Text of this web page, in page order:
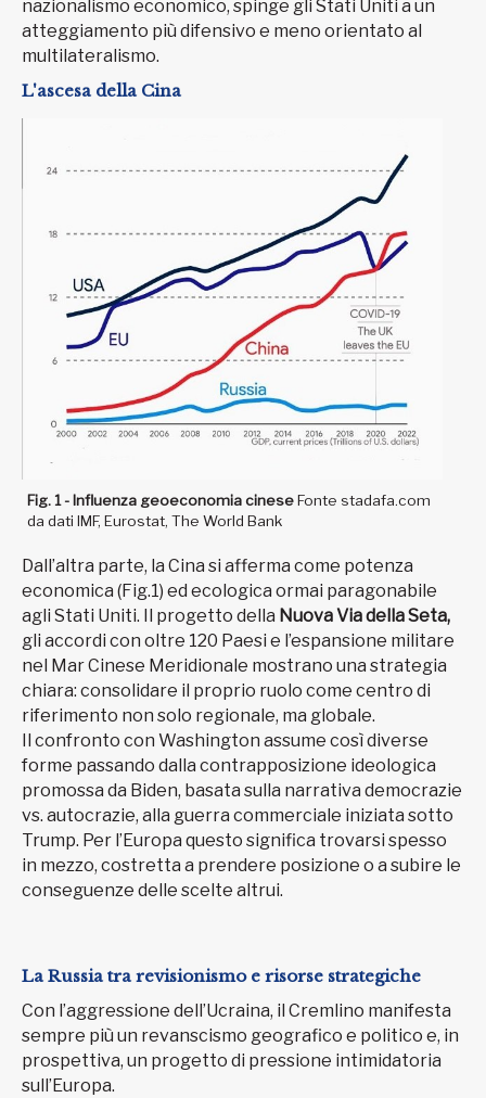
nazionalismo economico, spinge gli Stati Uniti a un
atteggiamento più difensivo e meno orientato al
multilateralismo.
L'ascesa della Cina
Fig. 1 - Influenza geoeconomia cineseFonte stadafa.com
da dati IMF, Eurostat, The World Bank
Dall’altra parte, la Cina si afferma come potenza
economica (Fig.1) ed ecologica ormai paragonabile
agli Stati Uniti. Il progetto della Nuova Via della Seta,
gli accordi con oltre 120 Paesi e l’espansione militare
nel Mar Cinese Meridionale mostrano una strategia
chiara: consolidare il proprio ruolo come centro di
riferimento non solo regionale, ma globale.
Il confronto con Washington assume così diverse
forme passando dalla contrapposizione ideologica
promossa da Biden, basata sulla narrativa democrazie
vs. autocrazie, alla guerra commerciale iniziata sotto
Trump. Per l’Europa questo significa trovarsi spesso
in mezzo, costretta a prendere posizione o a subire le
conseguenze delle scelte altrui.
La Russia tra revisionismo e risorse strategiche
Con l’aggressione dell’Ucraina, il Cremlino manifesta
sempre più un revanscismo geografico e politico e, in
prospettiva, un progetto di pressione intimidatoria
sull’Europa.